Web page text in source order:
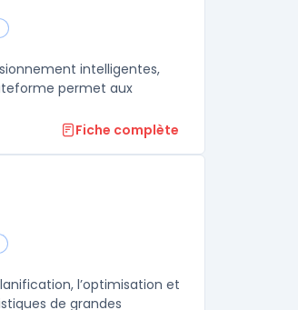
intelligentes,
permet aux
Fiche complète
l’optimisation et
de grandes